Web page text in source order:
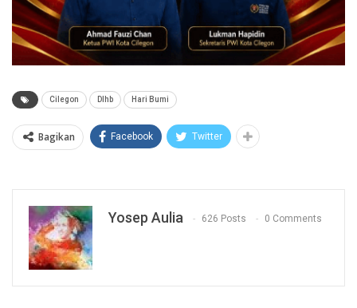
Cilegon Dlhb Hari Bumi
Bagikan Facebook Twitter
Yosep Aulia 626 Posts 0 Comments